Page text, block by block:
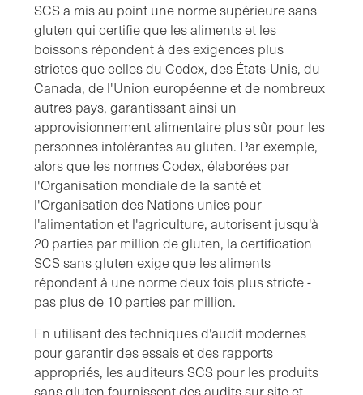
SCS a mis au point une norme supérieure sans
gluten qui certifie que les aliments et les
boissons répondent à des exigences plus
strictes que celles du Codex, des États-Unis, du
Canada, de l'Union européenne et de nombreux
autres pays, garantissant ainsi un
approvisionnement alimentaire plus sûr pour les
personnes intolérantes au gluten. Par exemple,
alors que les normes Codex, élaborées par
l'Organisation mondiale de la santé et
l'Organisation des Nations unies pour
l'alimentation et l'agriculture, autorisent jusqu'à
20 parties par million de gluten, la certification
SCS sans gluten exige que les aliments
répondent à une norme deux fois plus stricte -
pas plus de 10 parties par million.
En utilisant des techniques d'audit modernes
pour garantir des essais et des rapports
appropriés, les auditeurs SCS pour les produits